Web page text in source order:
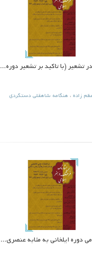
تشعیر (با تاکید بر تشعیر دوره...
زاده ، هنگامه شاهقلی دستگردی
دوره ایلخانی به مثابه عنصری...